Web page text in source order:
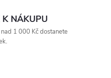
NÁKUPU
1 000 Kč dostanete